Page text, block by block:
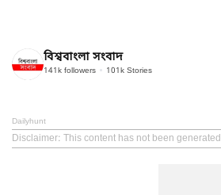
বিশ্ববাংলা সংবাদ
141k followers 101k Stories
Dailyhunt
Disclaimer: This content has not been